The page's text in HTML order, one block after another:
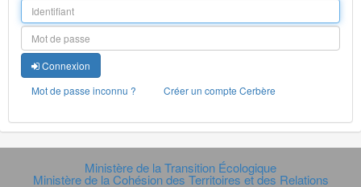
Connexion
Mot de passe inconnu ?
Créer un compte Cerbère
Ministère de la Transition Écologique
Ministère de la Cohésion des Territoires et des Relations